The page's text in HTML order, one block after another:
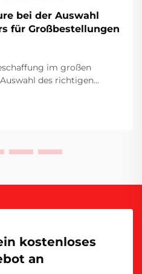
bei der Auswahl
für Großbestellungen
im großen
des richtigen
Textilindustrie –
kostenloses
an